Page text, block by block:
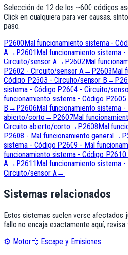
Selección de 12 de los ~600 códigos
Click en cualquiera para ver causas,
paso.
P2600Mal funcionamiento sistema -
A→ P2601Mal funcionamiento sistema
Circuito/sensor A→ P2602Mal
P2602 - Circuito/sensor A→ P2603Mal
Código P2603 - Circuito/sensor B →
sistema - Código P2604 - Circuito/
funcionamiento sistema - Código
B → P2606Mal funcionamiento sistema
abierto/corto → P2607Mal
Circuito abierto/corto → P2608Mal
P2608 - Mal funcionamiento general→
sistema - Código P2609 - Mal
funcionamiento sistema - Código
A→ P2611Mal funcionamiento sistema
Circuito/sensor A→
Sistemas relacionados
Estos sistemas suelen verse afectados
fallo no encaja exactamente aquí, revisa
⚙️ Motor💨 Escape y Emisiones